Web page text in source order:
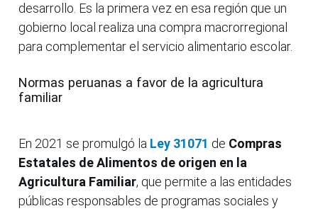
desarrollo. Es la primera vez en esa región que un
gobierno local realiza una compra macrorregional
para complementar el servicio alimentario escolar.
Normas peruanas a favor de la agricultura
familiar
En 2021 se promulgó la Ley 31071 de Compras
Estatales de Alimentos de origen en la
Agricultura Familiar, que permite a las entidades
públicas responsables de programas sociales y